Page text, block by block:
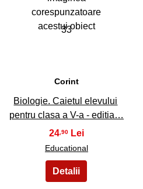
33
Corint
Biologie. Caietul elevului
pentru clasa a V-a - editia…
24 ,90
Educational